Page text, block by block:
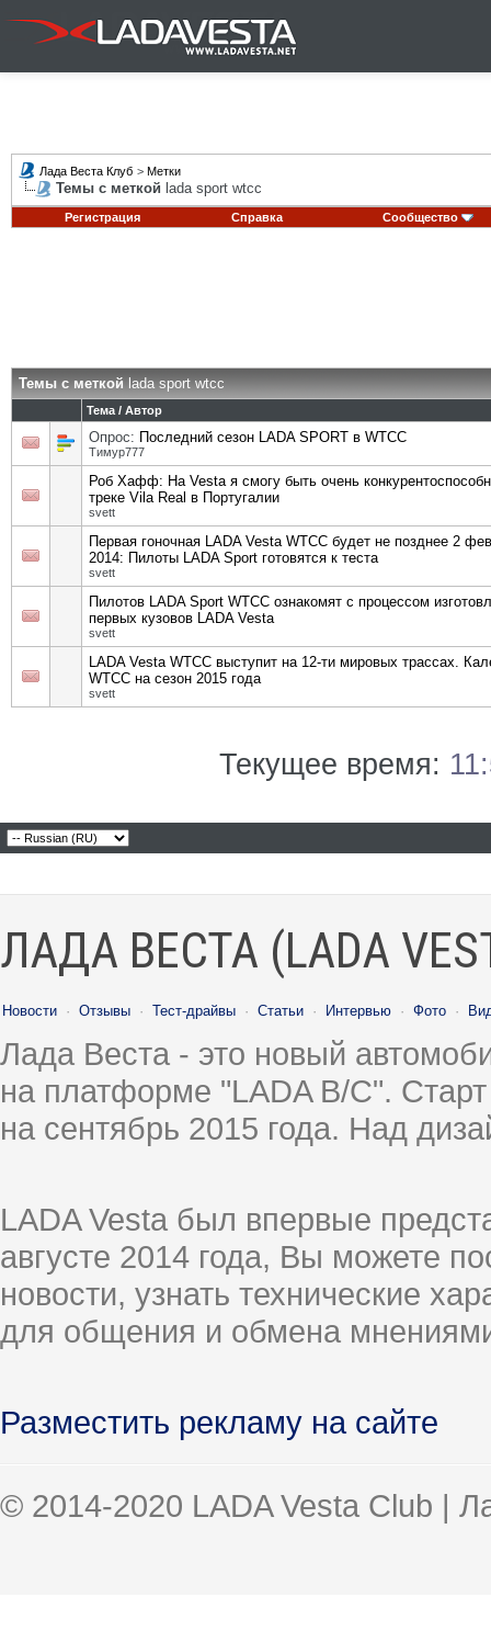
Лада Веста Клуб > Метки
Темы с меткой lada sport wtcc
Регистрация Справка Сообщество
Темы с меткой lada sport wtcc
Тема / Автор
Опрос: Последний сезон LADA SPORT в WTCC
Тимур777
Роб Хафф: На Vesta я смогу быть очень
треке Vila Real в Португалии
svett
Первая гоночная LADA Vesta WTCC будет не позднее 2
2014: Пилоты LADA Sport готовятся к теста
svett
Пилотов LADA Sport WTCC ознакомят с процессом
первых кузовов LADA Vesta
svett
LADA Vesta WTCC выступит на 12-ти мировых трассах.
WTCC на сезон 2015 года
svett
Текущее время:
ЛАДА ВЕСТА (LADA
Новости · Отзывы · Тест-драйвы · Статьи · Интервью · Фото ·
Лада Веста - это новый
на платформе "LADA B/C".
на сентябрь 2015 года. Над
LADA Vesta был впервые
августе 2014 года, Вы можете
новости, узнать технические
для общения и обмена
Разместить рекламу на сайте
© 2014-2020 LADA Vesta Club |